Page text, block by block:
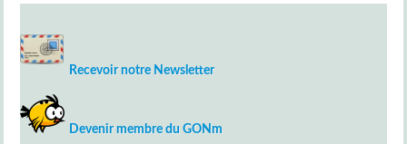
Recevoir notre Newsletter
Devenir membre du GONm